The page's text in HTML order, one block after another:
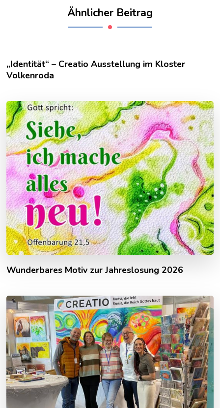
Ähnlicher Beitrag
„Identität“ – Creatio Ausstellung im Kloster
Volkenroda
Wunderbares Motiv zur Jahreslosung 2026